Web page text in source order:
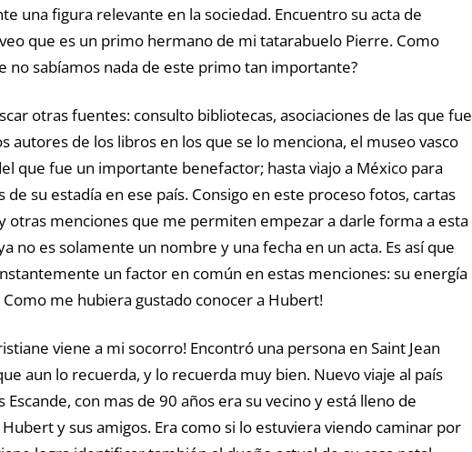
una figura relevante en la sociedad. Encuentro su acta de
que es un primo hermano de mi tatarabuelo Pierre. Como
no sabíamos nada de este primo tan importante?
otras fuentes: consulto bibliotecas, asociaciones de las que fue
autores de los libros en los que se lo menciona, el museo vasco
que fue un importante benefactor; hasta viajo a México para
de su estadía en ese país. Consigo en este proceso fotos, cartas
otras menciones que me permiten empezar a darle forma a esta
no es solamente un nombre y una fecha en un acta. Es así que
un factor en común en estas menciones: su energía
me hubiera gustado conocer a Hubert!
viene a mi socorro! Encontró una persona en Saint Jean
aun lo recuerda, y lo recuerda muy bien. Nuevo viaje al país
Escande, con mas de 90 años era su vecino y está lleno de
y sus amigos. Era como si lo estuviera viendo caminar por